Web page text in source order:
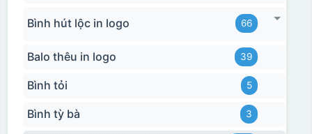
Bình hút lộc in logo 66
Balo thêu in logo 39
Bình tỏi 5
Bình tỳ bà 3